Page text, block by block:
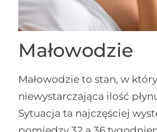
Małowodzie
Małowodzie to stan, w
niewystarczająca ilość
Sytuacja ta najczęściej